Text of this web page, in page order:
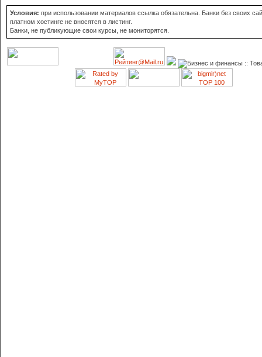
Условия: при использовании материалов ссылка обязательна. Банки без своих
платном хостинге не вносятся в листинг.
Банки, не публикующие свои курсы, не мониторятся.